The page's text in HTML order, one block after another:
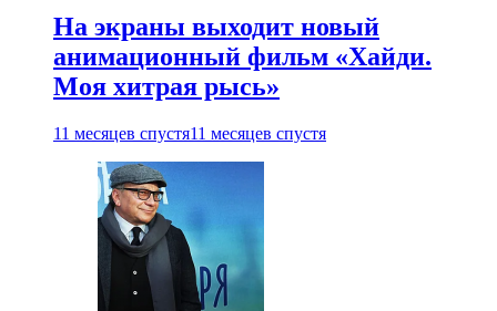
На экраны выходит новый
анимационный фильм «Хайди.
Моя хитрая рысь»
11 месяцев спустя11 месяцев спустя